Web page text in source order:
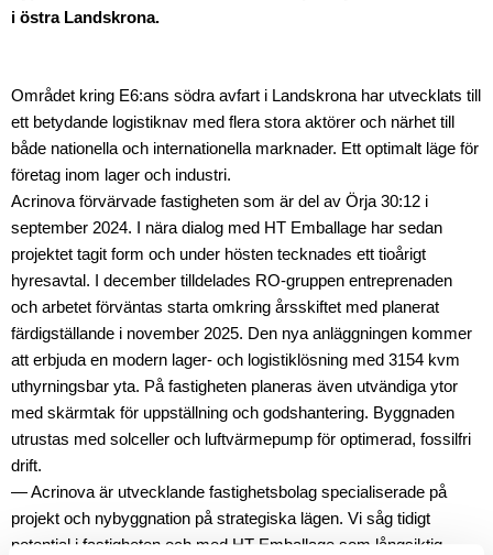
i östra Landskrona.
Området kring E6:ans södra avfart i Landskrona har utvecklats till
ett betydande logistiknav med flera stora aktörer och närhet till
både nationella och internationella marknader. Ett optimalt läge för
företag inom lager och industri.
Acrinova förvärvade fastigheten som är del av Örja 30:12 i
september 2024. I nära dialog med HT Emballage har sedan
projektet tagit form och under hösten tecknades ett tioårigt
hyresavtal. I december tilldelades RO-gruppen entreprenaden
och arbetet förväntas starta omkring årsskiftet med planerat
färdigställande i november 2025. Den nya anläggningen kommer
att erbjuda en modern lager- och logistiklösning med 3154 kvm
uthyrningsbar yta. På fastigheten planeras även utvändiga ytor
med skärmtak för uppställning och godshantering. Byggnaden
utrustas med solceller och luftvärmepump för optimerad, fossilfri
drift.
— Acrinova är utvecklande fastighetsbolag specialiserade på
projekt och nybyggnation på strategiska lägen. Vi såg tidigt
potential i fastigheten och med HT Emballage som långsiktig